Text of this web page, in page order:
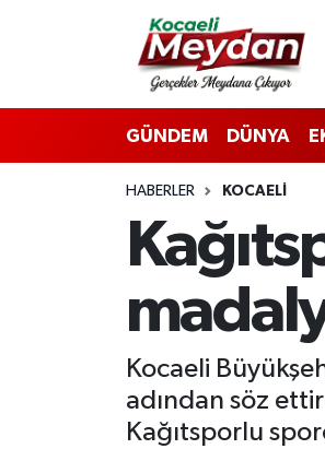
GÜNDEM DÜNYA
HABERLER KOCAELI
Kocaeli
adından söz
Kağıtsporlu
Nöbetçi Eczaneler
Hava Durumu
Trafik Durumu
Süper Lig Puan Durumu ve
Tüm Manşetler
Son Dakika Haberleri